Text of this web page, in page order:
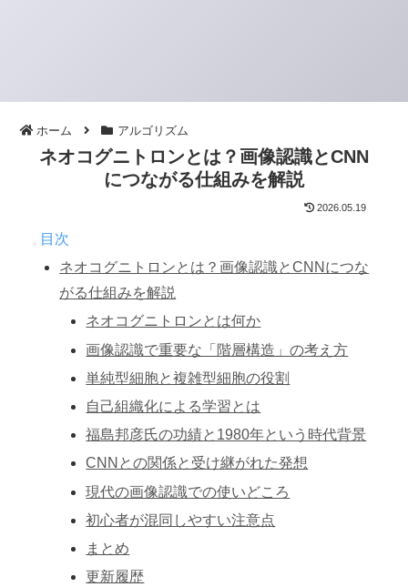
ホーム アルゴリズム
ネオコグニトロンとは？画像認識とCNN
につながる仕組みを解説
2026.05.19
目次
ネオコグニトロンとは？画像認識とCNNにつな
がる仕組みを解説
ネオコグニトロンとは何か
画像認識で重要な「階層構造」の考え方
単純型細胞と複雑型細胞の役割
自己組織化による学習とは
福島邦彦氏の功績と1980年という時代背景
CNNとの関係と受け継がれた発想
現代の画像認識での使いどころ
初心者が混同しやすい注意点
まとめ
更新履歴